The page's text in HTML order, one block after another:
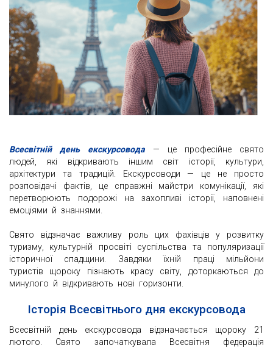
Всесвітній день екскурсовода— це професійне свято
людей, які відкривають іншим світ історії, культури,
архітектури та традицій. Екскурсоводи — це не просто
розповідачі фактів, це справжні майстри комунікації, які
перетворюють подорожі на захопливі історії, наповнені
емоціями й знаннями.
Свято відзначає важливу роль цих фахівців у розвитку
туризму, культурній просвіті суспільства та популяризації
історичної спадщини. Завдяки їхній праці мільйони
туристів щороку пізнають красу світу, доторкаються до
минулого й відкривають нові горизонти.
Історія Всесвітнього дня екскурсовода
Всесвітній день екскурсовода відзначається щороку 21
лютого. Свято започаткувала Всесвітня федерація